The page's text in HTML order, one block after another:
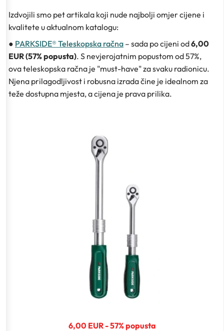
Izdvojili smo pet artikala koji nude najbolji omjer cijene i
kvalitete u aktualnom katalogu:
● PARKSIDE® Teleskopska račna – sada po cijeni od6,00
EUR (57% popusta). S nevjerojatnim popustom od 57%,
ova teleskopska račna je "must-have" za svaku radionicu.
Njena prilagodljivost i robusna izrada čine je idealnom za
teže dostupna mjesta, a cijena je prava prilika.
6,00 EUR - 57% popusta